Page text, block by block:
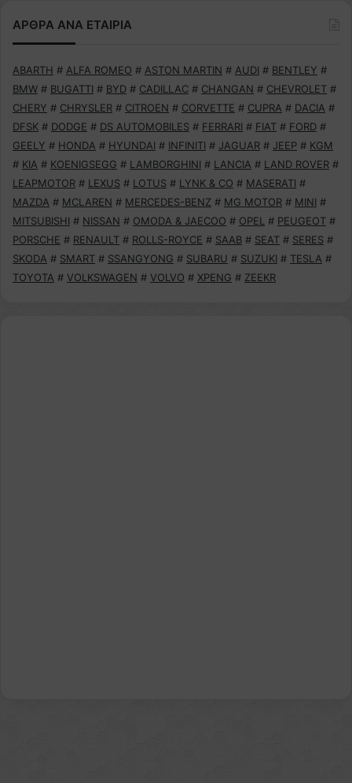
ΑΡΘΡΑ ΑΝΑ ΕΤΑΙΡΙΑ
ABARTH # ALFA ROMEO # ASTON MARTIN # AUDI # BENTLEY #
BMW # BUGATTI # BYD # CADILLAC # CHANGAN # CHEVROLET #
CHERY # CHRYSLER # CITROEN # CORVETTE # CUPRA # DACIA #
DFSK # DODGE # DS AUTOMOBILES # FERRARI # FIAT # FORD #
GEELY # HONDA # HYUNDAI # INFINITI # JAGUAR # JEEP # KGM
# KIA # KOENIGSEGG # LAMBORGHINI # LANCIA # LAND ROVER #
LEAPMOTOR # LEXUS # LOTUS # LYNK & CO # MASERATI #
MAZDA # MCLAREN # MERCEDES-BENZ # MG MOTOR # MINI #
MITSUBISHI # NISSAN # OMODA & JAECOO # OPEL # PEUGEOT #
PORSCHE # RENAULT # ROLLS-ROYCE # SAAB # SEAT # SERES #
SKODA # SMART # SSANGYONG # SUBARU # SUZUKI # TESLA #
TOYOTA # VOLKSWAGEN # VOLVO # XPENG # ZEEKR